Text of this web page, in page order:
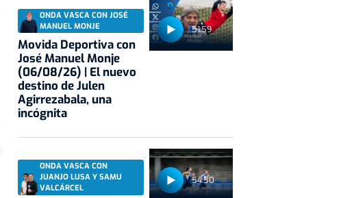
51:59
ONDA VASCA CON JOSÉ
MANUEL MONJE
Movida Deportiva con
José Manuel Monje
(06/08/26) | El nuevo
destino de Julen
Agirrezabala, una
incógnita
54:50
ONDA VASCA CON
JUANJO LUSA Y SAMU
VALCÁRCEL